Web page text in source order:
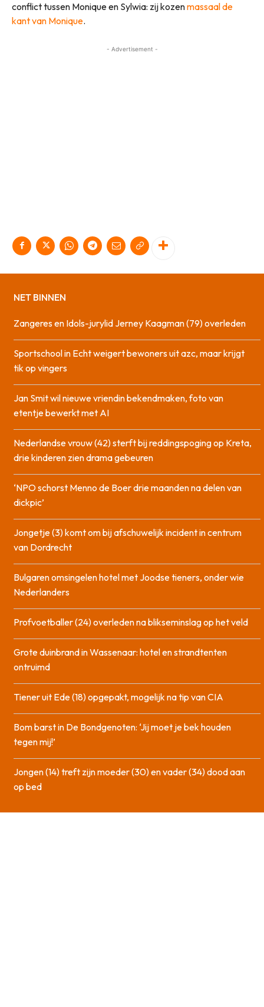
conflict tussen Monique en Sylwia: zij kozenmassaal de
kant van Monique.
- Advertisement -
NET BINNEN
Zangeres en Idols-jurylid Jerney Kaagman (79) overleden
Sportschool in Echt weigert bewoners uit azc, maar krijgt
tik op vingers
Jan Smit wil nieuwe vriendin bekendmaken, foto van
etentje bewerkt met AI
Nederlandse vrouw (42) sterft bij reddingspoging op Kreta,
drie kinderen zien drama gebeuren
‘NPO schorst Menno de Boer drie maanden na delen van
dickpic’
Jongetje (3) komt om bij afschuwelijk incident in centrum
van Dordrecht
Bulgaren omsingelen hotel met Joodse tieners, onder wie
Nederlanders
Profvoetballer (24) overleden na blikseminslag op het veld
Grote duinbrand in Wassenaar: hotel en strandtenten
ontruimd
Tiener uit Ede (18) opgepakt, mogelijk na tip van CIA
Bom barst in De Bondgenoten: ‘Jij moet je bek houden
tegen mij!’
Jongen (14) treft zijn moeder (30) en vader (34) dood aan
op bed